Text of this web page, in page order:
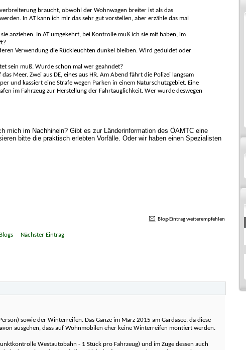
braucht, obwohl der Wohnwagen breiter ist als das
In AT kann ich mir das sehr gut vorstellen, aber erzähle das mal
anziehen. In AT umgekehrt, bei Kontrolle muß ich sie mit haben, im
Verwendung die Rückleuchten dunkel bleiben. Wird geduldet oder
sein muß. Wurde schon mal wer geahndet?
Meer. Zwei aus DE, eines aus HR. Am Abend fährt die Polizei langsam
und kassiert eine Strafe wegen Parken in einem Naturschutzgebiet. Eine
im Fahrzeug zur Herstellung der Fahrtauglichkeit. Wer wurde deswegen
mich im Nachhinein? Gibt es zur Länderinformation des ÖAMTC eine
bitte die praktisch erlebten Vorfälle. Oder wir haben einen Spezialisten
Blog-Eintrag weiterempfehlen
Nächster Eintrag
sowie der Winterreifen. Das Ganze im März 2015 am Gardasee, da diese
ausgehen, dass auf Wohnmobilen eher keine Winterreifen montiert werden.
Westautobahn - 1 Stück pro Fahrzeug) und im Zuge dessen auch